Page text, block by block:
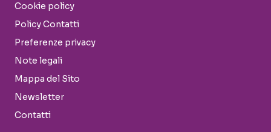
Cookie policy
Policy Contatti
Preferenze privacy
Note legali
Mappa del Sito
Newsletter
Contatti